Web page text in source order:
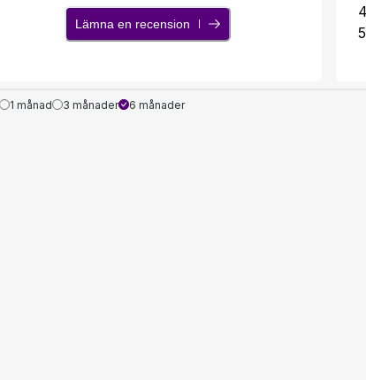
Lämna en recension
4
5
1 månad 3 månader 6 månader